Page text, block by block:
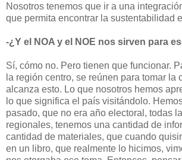
Nosotros tenemos que ir a una
que permita encontrar la sustentabilidad
-¿Y el NOA y el NOE nos sirven para
Sí, cómo no. Pero tienen que funcionar.
la región centro, se reúnen para tomar la
alcanza esto. Lo que nosotros hemos
lo que significa el país visitándolo.
pasado, que no era año electoral, todas
regionales, tenemos una cantidad de
cantidad de materiales, que cuando
en un libro, que realmente lo hicimos,